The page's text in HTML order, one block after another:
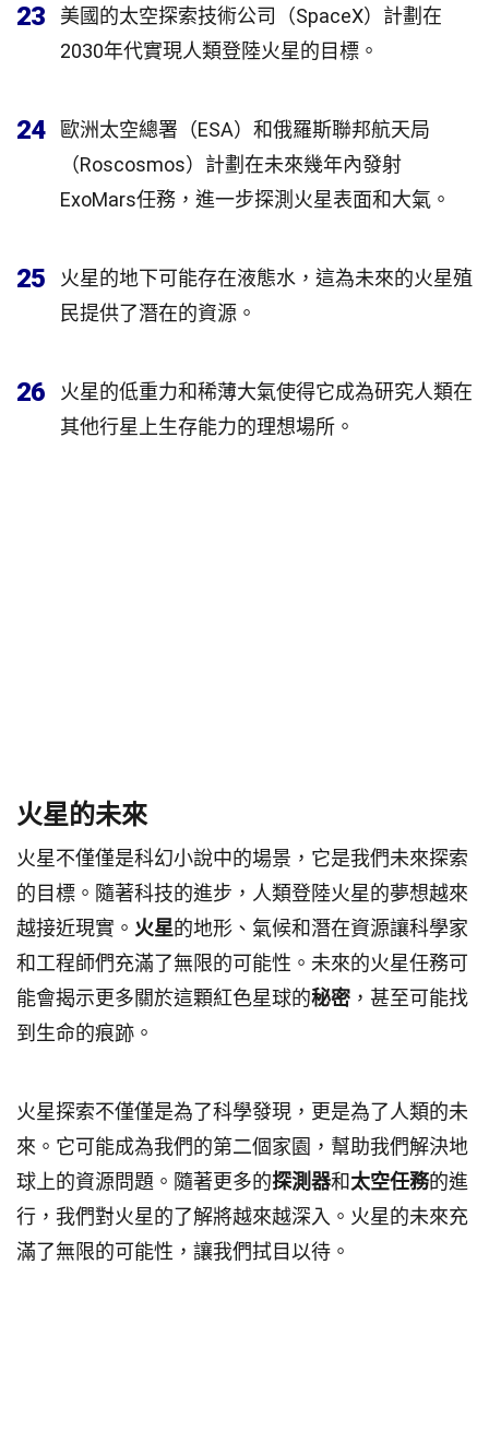
23
美國的太空探索技術公司（SpaceX）計劃在
2030年代實現人類登陸火星的目標。
24
歐洲太空總署（ESA）和俄羅斯聯邦航天局
（Roscosmos）計劃在未來幾年內發射
ExoMars任務，進一步探測火星表面和大氣。
25
火星的地下可能存在液態水，這為未來的火星殖
民提供了潛在的資源。
26
火星的低重力和稀薄大氣使得它成為研究人類在
其他行星上生存能力的理想場所。
火星的未來
火星不僅僅是科幻小說中的場景，它是我們未來探索
的目標。隨著科技的進步，人類登陸火星的夢想越來
越接近現實。 火星的地形、氣候和潛在資源讓科學家
和工程師們充滿了無限的可能性。未來的火星任務可
能會揭示更多關於這顆紅色星球的秘密 ，甚至可能找
到生命的痕跡。
火星探索不僅僅是為了科學發現，更是為了人類的未
來。它可能成為我們的第二個家園，幫助我們解決地
球上的資源問題。隨著更多的探測器和太空任務的進
行，我們對火星的了解將越來越深入。火星的未來充
滿了無限的可能性，讓我們拭目以待。